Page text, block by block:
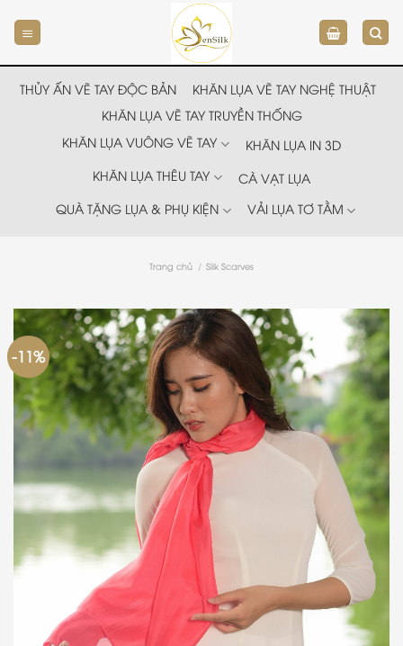
đến
nội
dung
THỦY ẤN VẼ TAY ĐỘC BẢN
KHĂN LỤA VẼ TAY NGHỆ THUẬT
KHĂN LỤA VẼ TAY TRUYỀN THỐNG
KHĂN LỤA VUÔNG VẼ TAY
KHĂN LỤA IN 3D
KHĂN LỤA THÊU TAY
CÀ VẠT LỤA
QUÀ TẶNG LỤA & PHỤ KIỆN
VẢI LỤA TƠ TẰM
Trang chủ / Silk Scarves
-11%